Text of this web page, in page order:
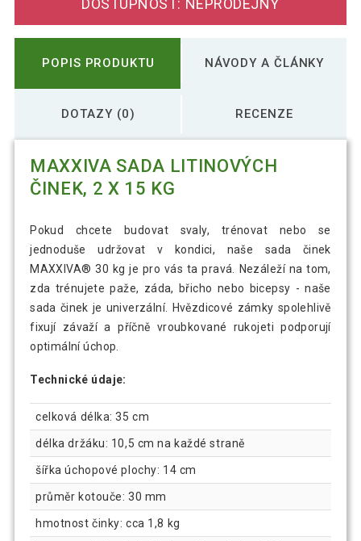
DOSTUPNOST: NEPRODEJNÝ
POPIS PRODUKTU NÁVODY A ČLÁNKY
DOTAZY (0) RECENZE
MAXXIVA SADA LITINOVÝCH
ČINEK, 2 X 15 KG
Pokud chcete budovat svaly, trénovat nebo se
jednoduše udržovat v kondici, naše sada činek
MAXXIVA® 30 kg je pro vás ta pravá. Nezáleží na tom,
zda trénujete paže, záda, břicho nebo bicepsy - naše
sada činek je univerzální. Hvězdicové zámky spolehlivě
fixují závaží a příčně vroubkované rukojeti podporují
optimální úchop.
Technické údaje:
celková délka: 35 cm
délka držáku: 10,5 cm na každé straně
šířka úchopové plochy: 14 cm
průměr kotouče: 30 mm
hmotnost činky: cca 1,8 kg